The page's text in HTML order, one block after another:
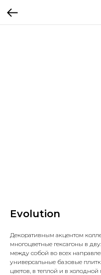
Evolution
Декоративным акцентом
многоцветные гексагоны в
между собой во всех
универсальные базовые
цветов, в теплой и в